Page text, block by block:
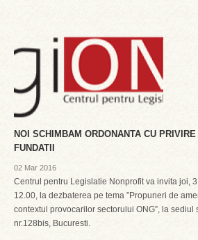
NOI SCHIMBAM ORDONANTA CU
FUNDATII
02 Mar 2016
Centrul pentru Legislatie Nonprofit va invita joi,
12.00, la dezbaterea pe tema ”Propuneri de
contextul provocarilor sectorului ONG”, la sediul
nr.128bis, Bucuresti.